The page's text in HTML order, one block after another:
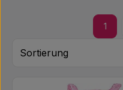
Seite
1